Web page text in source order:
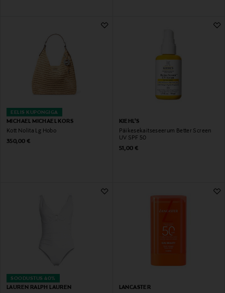
EELIS KUPONGIGA
MICHAEL MICHAEL KORS
Kott Nolita Lg Hobo
Original Price
350,00 €
KIEHL'S
Päikesekaitseseerum Better Screen
UV SPF 50
Original Price
51,00 €
SOODUSTUS 40%
LAUREN RALPH LAUREN
LANCASTER